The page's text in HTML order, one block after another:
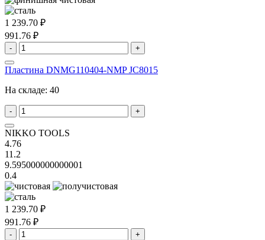
1 239.70 ₽
991.76 ₽
- +
Пластина DNMG110404-NMP JC8015
На складе: 40
- +
NIKKO TOOLS
4.76
11.2
9.595000000000001
0.4
1 239.70 ₽
991.76 ₽
- +